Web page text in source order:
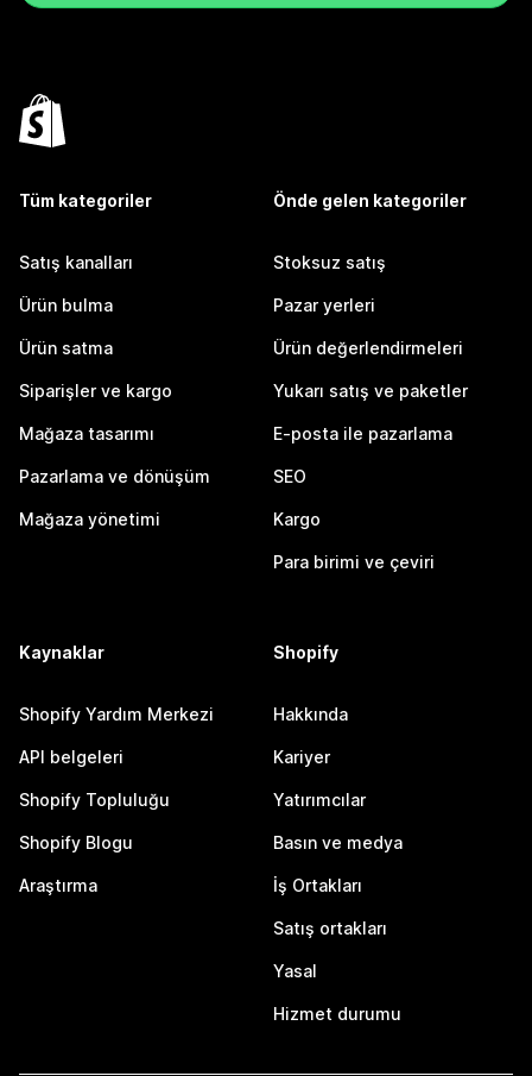
Tüm kategoriler
Satış kanalları
Ürün bulma
Ürün satma
Siparişler ve kargo
Mağaza tasarımı
Pazarlama ve dönüşüm
Mağaza yönetimi
Önde gelen kategoriler
Stoksuz satış
Pazar yerleri
Ürün değerlendirmeleri
Yukarı satış ve paketler
E-posta ile pazarlama
SEO
Kargo
Para birimi ve çeviri
Kaynaklar
Shopify Yardım Merkezi
API belgeleri
Shopify Topluluğu
Shopify Blogu
Araştırma
Shopify
Hakkında
Kariyer
Yatırımcılar
Basın ve medya
İş Ortakları
Satış ortakları
Yasal
Hizmet durumu